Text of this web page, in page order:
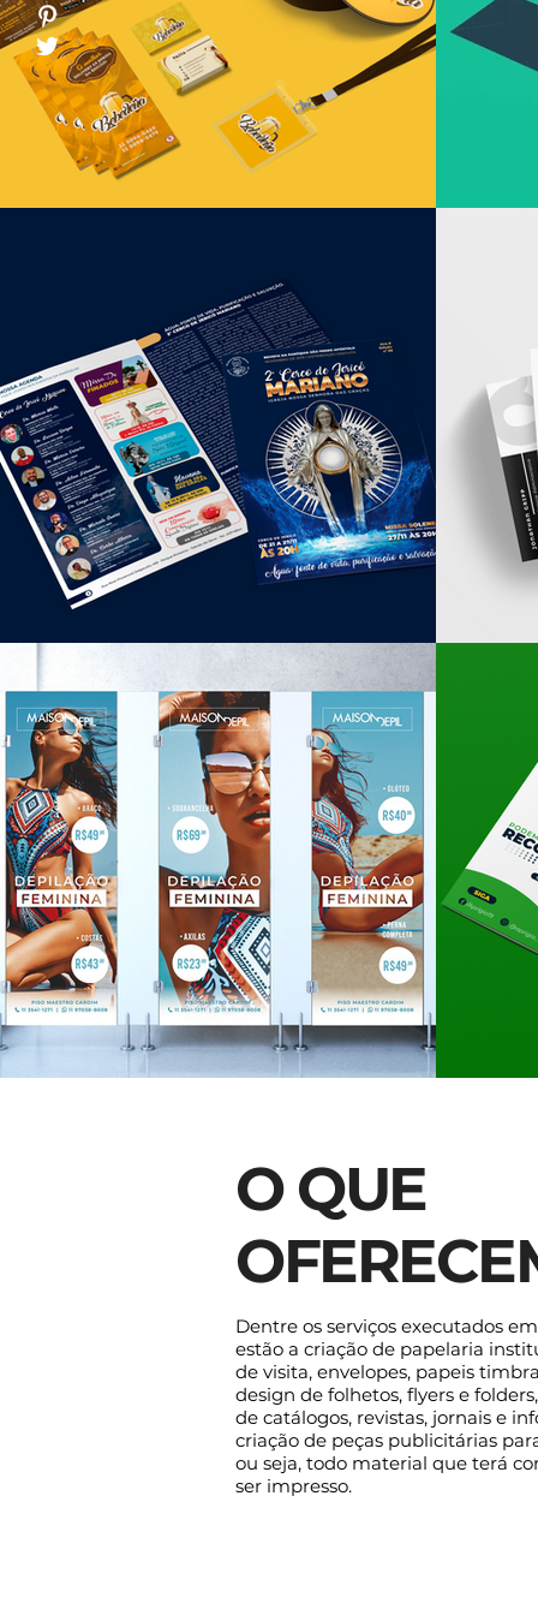
O QUE
Dentre os serviços executados
estão a criação de papelaria
de visita, envelopes, papeis
design de folhetos, flyers e
de catálogos, revistas, jornais e
criação de peças publicitárias
ou seja, todo material que terá
ser impresso.